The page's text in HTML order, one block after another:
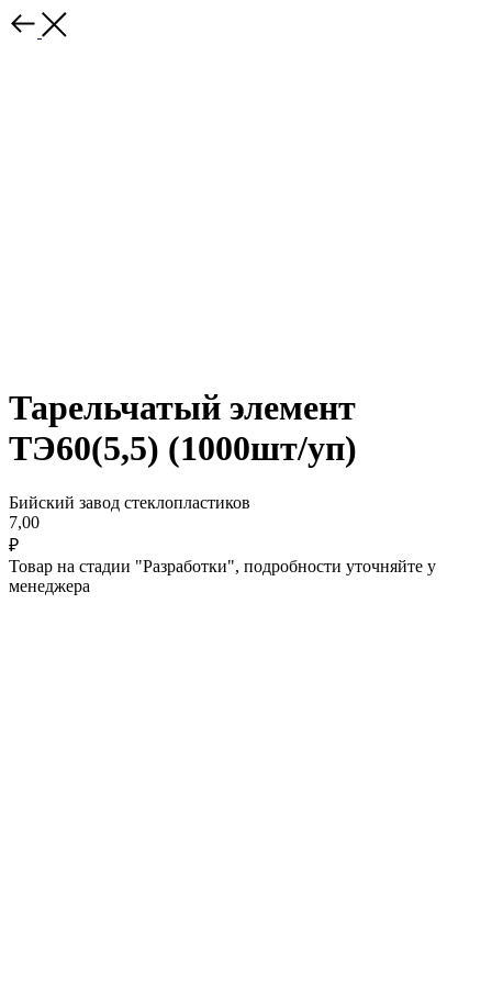
Тарельчатый элемент
ТЭ60(5,5) (1000шт/уп)
Бийский завод стеклопластиков
7,00
₽
Товар на стадии "Разработки", подробности уточняйте у
менеджера